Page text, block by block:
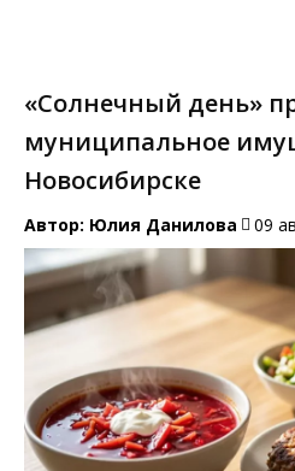
«Солнечный день»
муниципальное
Новосибирске
Автор: Юлия Данилова 09